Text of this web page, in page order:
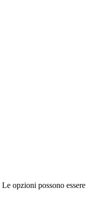
opzioni possono essere